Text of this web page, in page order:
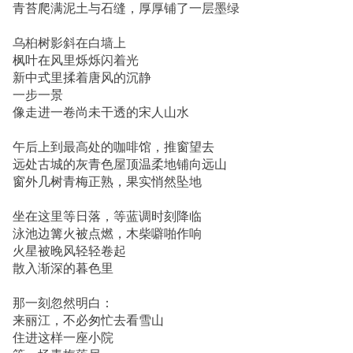
青苔爬满泥土与石缝，厚厚铺了一层墨绿
乌桕树影斜在白墙上
枫叶在风里烁烁闪着光
新中式里揉着唐风的沉静
一步一景
像走进一卷尚未干透的宋人山水
午后上到最高处的咖啡馆，推窗望去
远处古城的灰青色屋顶温柔地铺向远山
窗外几树青梅正熟，果实悄然坠地
坐在这里等日落，等蓝调时刻降临
泳池边篝火被点燃，木柴噼啪作响
火星被晚风轻轻卷起
散入渐深的暮色里
那一刻忽然明白：
来丽江，不必匆忙去看雪山
住进这样一座小院